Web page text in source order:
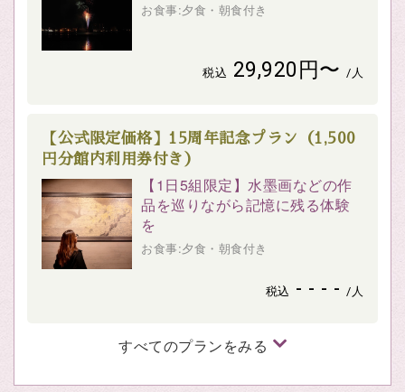
お食事:夕食・朝食付き
税込 29,920円〜 /人
【公式限定価格】15周年記念プラン（1,500
円分館内利用券付き）
【1日5組限定】水墨画などの作
品を巡りながら記憶に残る体験
を
お食事:夕食・朝食付き
税込 - - - - /人
すべてのプランをみる